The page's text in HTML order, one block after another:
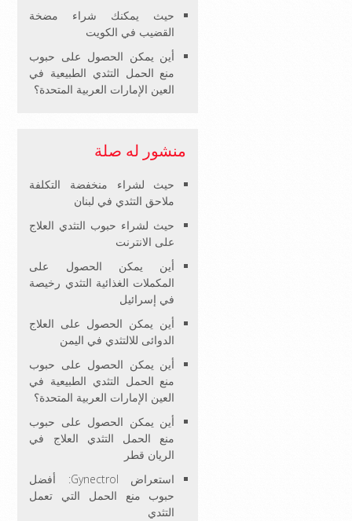
حيث يمكنك شراء مضخة
القضيب في الكويت
أين يمكن الحصول على حبوب
منع الحمل التثدي الطبيعية في
العين الإمارات العربية المتحدة؟
منشور له صلة
حيث لشراء منخفضة التكلفة
ملاحق التثدي في لبنان
حيث لشراء حبوب التثدي العلاج
على الانترنت
أين يمكن الحصول على
المكملات الغذائية التثدي رخيصة
في إسرائيل
أين يمكن الحصول على العلاج
الدوائى للالتثدي في اليمن
أين يمكن الحصول على حبوب
منع الحمل التثدي الطبيعية في
العين الإمارات العربية المتحدة؟
أين يمكن الحصول على حبوب
منع الحمل التثدي العلاج في
الريان قطر
استعراض Gynectrol: أفضل
حبوب منع الحمل التي تعمل
التثدي